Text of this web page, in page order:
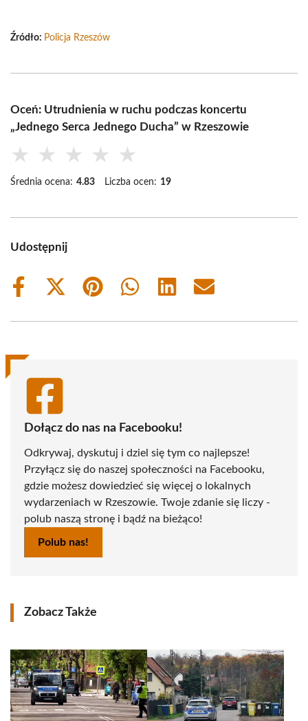
Źródło: Policja Rzeszów
Oceń: Utrudnienia w ruchu podczas koncertu
„Jednego Serca Jednego Ducha” w Rzeszowie
★ ★ ★ ★ ★
Średnia ocena: 4.83 Liczba ocen: 19
Udostępnij
Share
Share
(Twitter)
Share
Share
Share
Share
Dołącz do nas na Facebooku!
Odkrywaj, dyskutuj i dziel się tym co najlepsze!
Przyłącz się do naszej społeczności na Facebooku,
gdzie możesz dowiedzieć się więcej o lokalnych
wydarzeniach w Rzeszowie. Twoje zdanie się liczy -
polub naszą stronę i bądź na bieżąco!
Polub nas!
Zobacz Także